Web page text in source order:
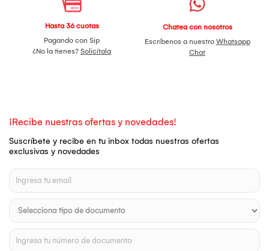
Hasta 36 cuotas
Pagando con Sip
¿No la tienes? Solicítala
Chatea con nosotros
Escríbenos a nuestro Whatsapp
Chat
¡Recibe nuestras ofertas y novedades!
Suscríbete y recibe en tu inbox todas nuestras ofertas
exclusivas y novedades